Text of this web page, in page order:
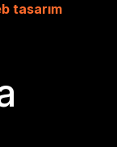
tasarım